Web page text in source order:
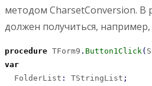
методом CharsetConversion. В
должен получиться, например,
procedure TForm9 . Button1Click (
var
FolderList : TStringList ;